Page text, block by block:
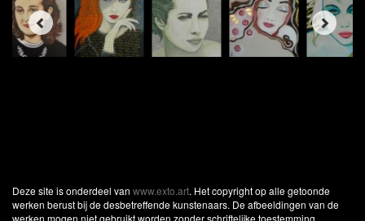
Deze site is onderdeel van www.exto.art. Het copyright op alle getoonde
werken berust bij de desbetreffende kunstenaars. De afbeeldingen van de
werken mogen niet gebruikt worden zonder schriftelijke toestemming.